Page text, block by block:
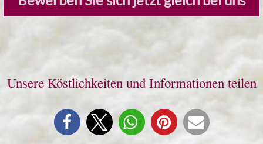
Unsere Köstlichkeiten und Informationen teilen